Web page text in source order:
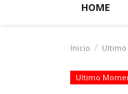
HOME
Inicio
Ultimo